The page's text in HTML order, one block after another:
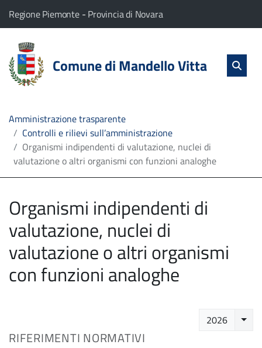
Home
Servizi
L'Amministrazione
Linea
diretta
Il comune di Mandello Vitta appartiene a:
Regione Piemonte (Apre il link in una nuova scheda)
- Provincia di Novara(Apre il link in una nuova
Comune di Mandello Vitta salta
Amministrazione trasparente
Controlli e rilievi sull’amministrazione
Organismi indipendenti di valutazione, nuclei di
valutazione o altri organismi con funzioni analoghe
Organismi indipendenti di
valutazione, nuclei di
valutazione o altri organismi
con funzioni analoghe
2026
RIFERIMENTI NORMATIVI